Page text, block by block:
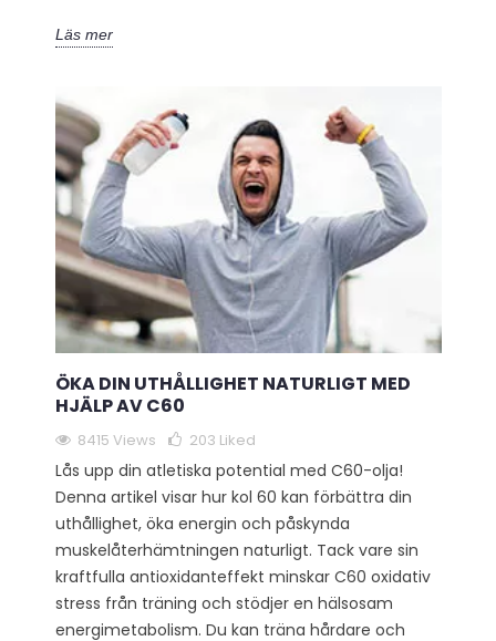
Läs mer
ÖKA DIN UTHÅLLIGHET NATURLIGT MED
HJÄLP AV C60
8415 Views 203 Liked
Lås upp din atletiska potential med C60-olja!
Denna artikel visar hur kol 60 kan förbättra din
uthållighet, öka energin och påskynda
muskelåterhämtningen naturligt. Tack vare sin
kraftfulla antioxidanteffekt minskar C60 oxidativ
stress från träning och stödjer en hälsosam
energimetabolism. Du kan träna hårdare och